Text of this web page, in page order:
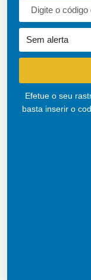
Efetue o seu
basta inserir o